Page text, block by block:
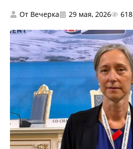
От Вечерка 29 мая, 2026 618